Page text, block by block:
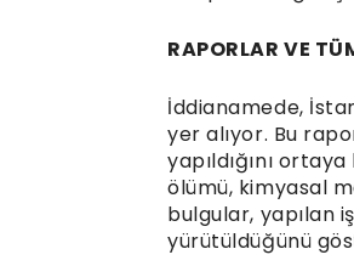
RAPORLAR VE
İddianamede,
yer alıyor. Bu
yapıldığını
ölümü, kimyasal
bulgular, yapılan
yürütüldüğünü